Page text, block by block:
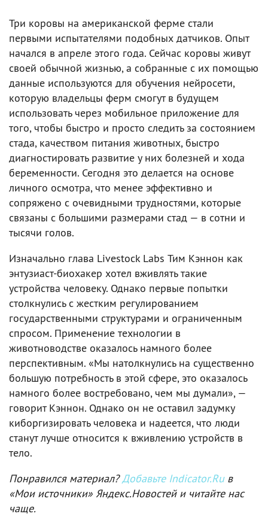
Три коровы на американской ферме стали
первыми испытателями подобных датчиков. Опыт
начался в апреле этого года. Сейчас коровы живут
своей обычной жизнью, а собранные с их помощью
данные используются для обучения нейросети,
которую владельцы ферм смогут в будущем
использовать через мобильное приложение для
того, чтобы быстро и просто следить за состоянием
стада, качеством питания животных, быстро
диагностировать развитие у них болезней и хода
беременности. Сегодня это делается на основе
личного осмотра, что менее эффективно и
сопряжено с очевидными трудностями, которые
связаны с большими размерами стад — в сотни и
тысячи голов.
Изначально глава Livestock Labs Тим Кэннон как
энтузиаст-биохакер хотел вживлять такие
устройства человеку. Однако первые попытки
столкнулись с жестким регулированием
государственными структурами и ограниченным
спросом. Применение технологии в
животноводстве оказалось намного более
перспективным. «Мы натолкнулись на существенно
большую потребность в этой сфере, это оказалось
намного более востребовано, чем мы думали», —
говорит Кэннон. Однако он не оставил задумку
киборгизировать человека и надеется, что люди
станут лучше относится к вживлению устройств в
тело.
Понравился материал?Добавьте Indicator.Ruв
«Мои источники» Яндекс.Новостей и читайте нас
чаще.